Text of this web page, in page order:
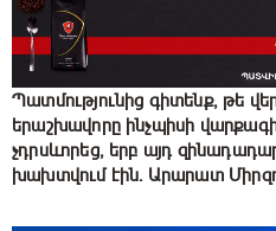
Պատմությունից գիտենք, թե
երաշխավորը ինչպիսի
չդրսևորեց, երբ այդ
խախտվում էին․ Արարատ